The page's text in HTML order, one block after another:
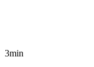
3min